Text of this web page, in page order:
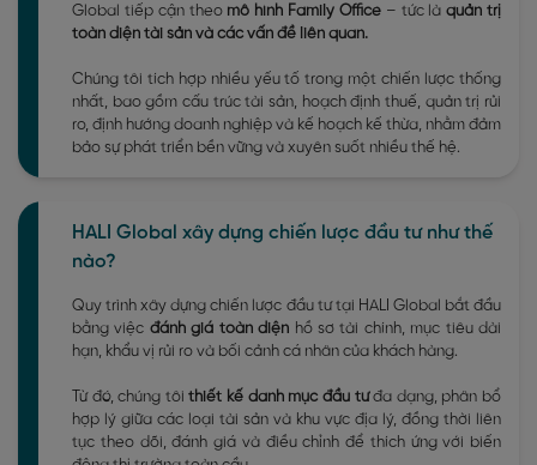
Global tiếp cận theomô hình Family Office– tức là quản trị
toàn diện tài sản và các vấn đề liên quan.
Chúng tôi tích hợp nhiều yếu tố trong một chiến lược thống
nhất, bao gồm cấu trúc tài sản, hoạch định thuế, quản trị rủi
ro, định hướng doanh nghiệp và kế hoạch kế thừa, nhằm đảm
bảo sự phát triển bền vững và xuyên suốt nhiều thế hệ.
HALI Global xây dựng chiến lược đầu tư như thế
nào?
Quy trình xây dựng chiến lược đầu tư tại HALI Global bắt đầu
bằng việc đánh giá toàn diện hồ sơ tài chính, mục tiêu dài
hạn, khẩu vị rủi ro và bối cảnh cá nhân của khách hàng.
Từ đó, chúng tôithiết kế danh mục đầu tưđa dạng, phân bổ
hợp lý giữa các loại tài sản và khu vực địa lý, đồng thời liên
tục theo dõi, đánh giá và điều chỉnh để thích ứng với biến